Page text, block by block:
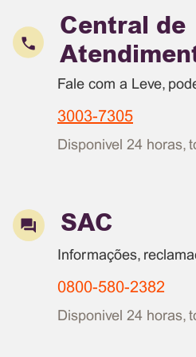
Central de
Fale com a Leve,
3003-7305
Disponivel 24 horas,
SAC
Informações,
0800-580-2382
Disponivel 24 horas,